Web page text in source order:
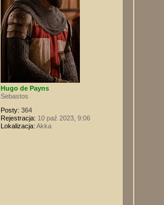
Hugo de Payns
Sebastos
Posty: 364
Rejestracja: 10 paź 2023, 9:06
Lokalizacja: Akka